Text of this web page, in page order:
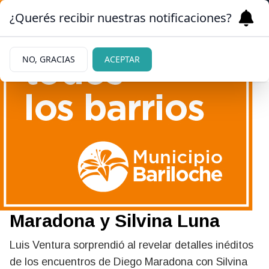
La inesperada confesión de
Luis Ventura sobre los
encuentros secretos de
Maradona y Silvina Luna
Luis Ventura sorprendió al revelar detalles inéditos
de los encuentros de Diego Maradona con Silvina
¿Querés recibir nuestras notificaciones?
NO, GRACIAS ACEPTAR